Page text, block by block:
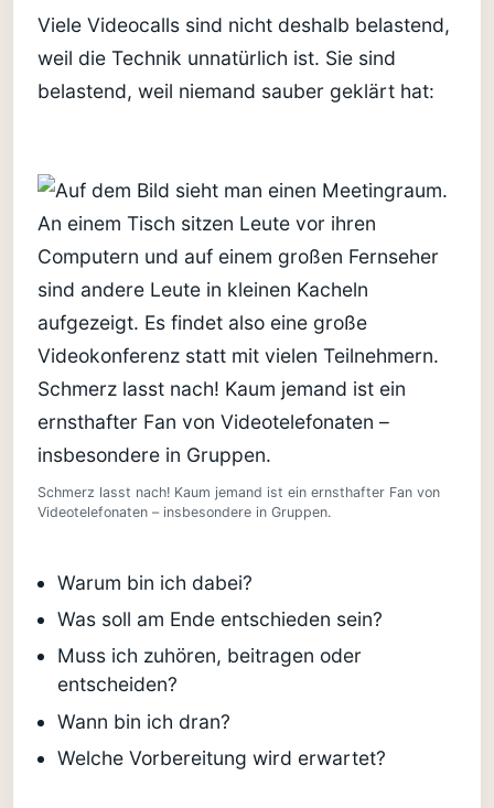
Viele Videocalls sind nicht deshalb belastend,
weil die Technik unnatürlich ist. Sie sind
belastend, weil niemand sauber geklärt hat:
Schmerz lasst nach! Kaum jemand ist ein ernsthafter Fan von
Videotelefonaten – insbesondere in Gruppen.
Warum bin ich dabei?
Was soll am Ende entschieden sein?
Muss ich zuhören, beitragen oder
entscheiden?
Wann bin ich dran?
Welche Vorbereitung wird erwartet?